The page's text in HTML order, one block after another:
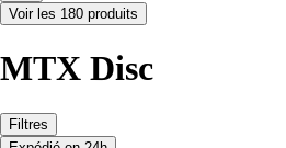
Voir les 180 produits
MTX Disc
Filtres